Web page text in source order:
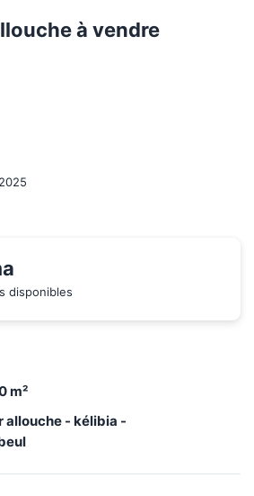
à vendre
disponibles
m²
allouche - kélibia -